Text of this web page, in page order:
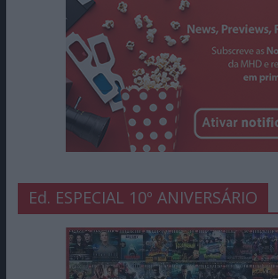
Ed. ESPECIAL 10º ANIVERSÁRIO